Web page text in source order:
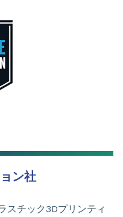
ン社
スチック3Dプリンティ